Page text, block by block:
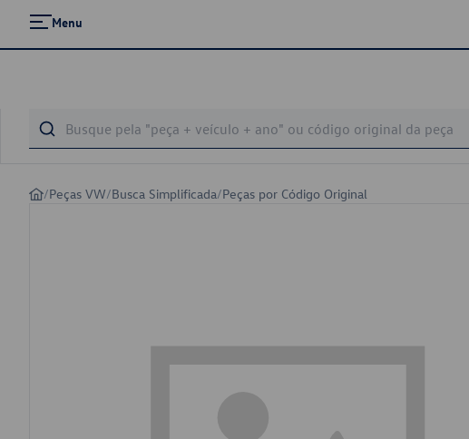
Menu
/Peças VW/Busca Simplificada/Peças por Código Original